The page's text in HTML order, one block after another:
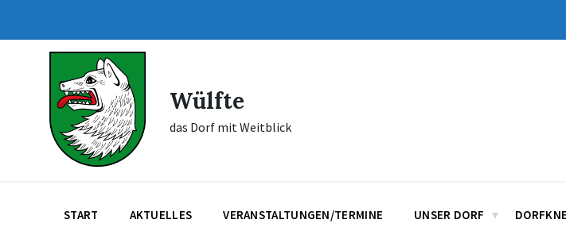
navigation
Wülfte
das Dorf mit Weitblick
START AKTUELLES VERANSTALTUNGEN/TERMINE UNSER DORF